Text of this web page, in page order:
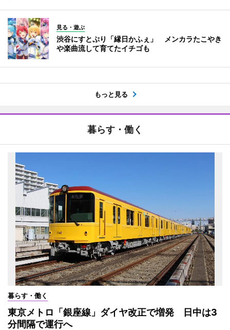
見る・遊ぶ
渋谷にすとぷり「縁日かふぇ」 メンカラたこやき
や楽曲流して育てたイチゴも
もっと見る
暮らす・働く
暮らす・働く
東京メトロ「銀座線」ダイヤ改正で増発 日中は3
分間隔で運行へ